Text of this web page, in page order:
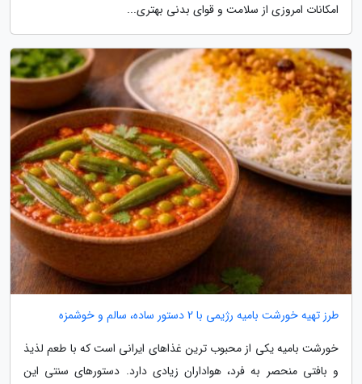
امکانات امروزی از سلامت و قوای بدنی بهتری...
طرز تهیه خورشت بامیه رژیمی با 2 دستور ساده، سالم و خوشمزه
خورشت بامیه یکی از محبوب ترین غذاهای ایرانی است که با طعم لذیذ
و بافتی منحصر به فرد، هواداران زیادی دارد. دستورهای سنتی این